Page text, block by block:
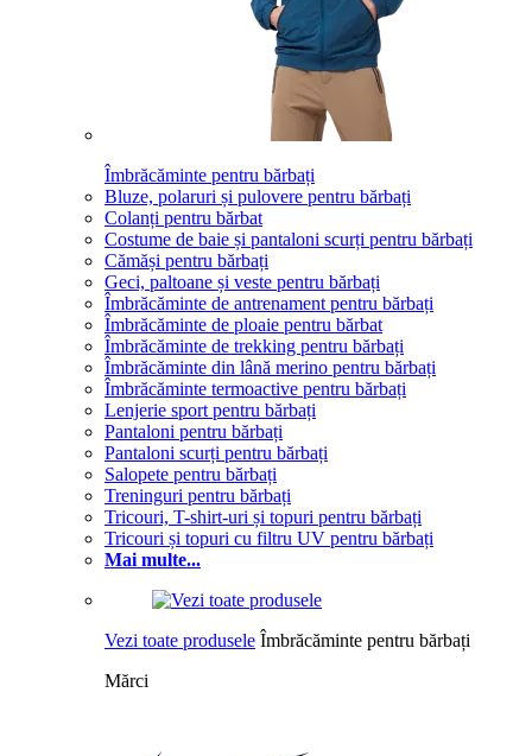
Îmbrăcăminte pentru bărbați
Bluze, polaruri și pulovere pentru bărbați
Colanți pentru bărbat
Costume de baie și pantaloni scurți pentru bărbați
Cămăși pentru bărbați
Geci, paltoane și veste pentru bărbați
Îmbrăcăminte de antrenament pentru bărbați
Îmbrăcăminte de ploaie pentru bărbat
Îmbrăcăminte de trekking pentru bărbați
Îmbrăcăminte din lână merino pentru bărbați
Îmbrăcăminte termoactive pentru bărbați
Lenjerie sport pentru bărbați
Pantaloni pentru bărbați
Pantaloni scurți pentru bărbați
Salopete pentru bărbați
Treninguri pentru bărbați
Tricouri, T-shirt-uri și topuri pentru bărbați
Tricouri și topuri cu filtru UV pentru bărbați
Mai multe...
Vezi toate produsele Îmbrăcăminte pentru bărbați
Mărci